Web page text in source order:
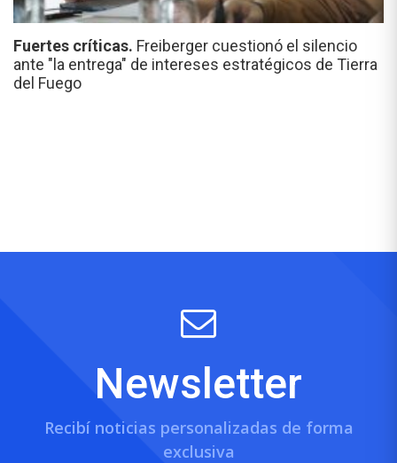
Fuertes críticas. Freiberger cuestionó el silencio
ante "la entrega" de intereses estratégicos de Tierra
del Fuego
Newsletter
Recibí noticias personalizadas de forma
exclusiva